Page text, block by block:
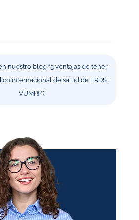
nuestro blog “5 ventajas de tener
internacional de salud de LRDS |
VUMI®”).